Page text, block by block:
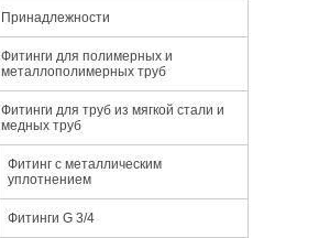
Принадлежности
Фитинги для полимерных и
металлополимерных труб
Фитинги для труб из мягкой стали и
медных труб
Фитинг с металлическим
уплотнением
Фитинги G 3/4